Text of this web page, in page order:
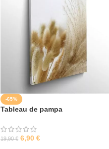
-65%
Tableau de pampa
19,90€ 6,90 €